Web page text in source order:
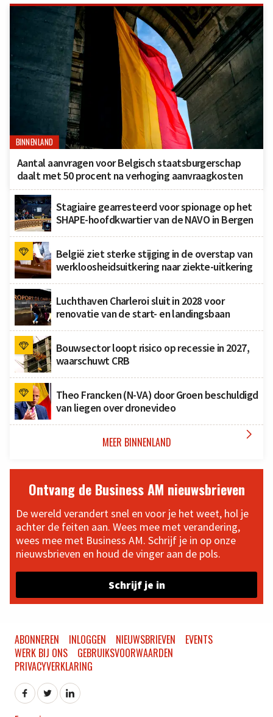
BINNENLAND
Aantal aanvragen voor Belgisch staatsburgerschap
daalt met 50 procent na verhoging aanvraagkosten
Stagiaire gearresteerd voor spionage op het
SHAPE-hoofdkwartier van de NAVO in Bergen
België ziet sterke stijging in de overstap van
werkloosheidsuitkering naar ziekte-uitkering
Luchthaven Charleroi sluit in 2028 voor
renovatie van de start- en landingsbaan
Bouwsector loopt risico op recessie in 2027,
waarschuwt CRB
Theo Francken (N-VA) door Groen beschuldigd
van liegen over dronevideo
MEER BINNENLAND 
Ontvang de Business AM nieuwsbrieven
De wereld verandert snel en voor je het weet, hol je
achter de feiten aan. Wees mee met verandering,
wees mee met Business AM. Schrijf je in op onze
nieuwsbrieven en houd de vinger aan de pols.
Schrijf je in
ABONNEREN INLOGGEN NIEUWSBRIEVEN
EVENTS
WERK BIJ ONS
GEBRUIKSVOORWAARDEN
PRIVACYVERKLARING